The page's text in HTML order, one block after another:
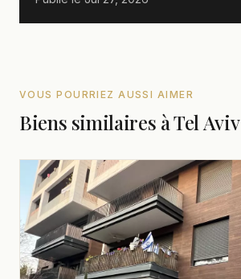
VOUS POURRIEZ AUSSI AIMER
Biens similaires à Tel Aviv